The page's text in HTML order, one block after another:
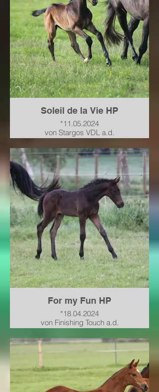
Soleil de la Vie HP
*11.05.2024
von Stargos VDL a.d.
Hannoveraner Prämienstute
Charina Blue von Charthago
Blue-Cardento-Graf Top-For
Pleasure
verkauft nach Baden-
Württemberg
For my Fun HP
*18.04.2024
von Finishing Touch a.d.
Hannoveraner Prämienstute
PHS* Freaky Calmia von For
Pleasure-Landstreicher-Caypso
verkauft nach Baden-
Württemberg
Leider Ende 2025 †